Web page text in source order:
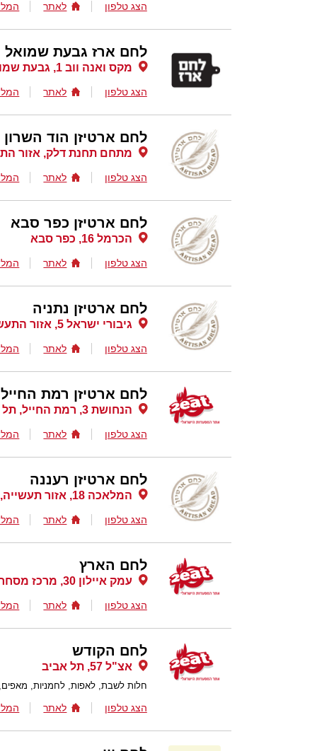
הצג טלפון לאתר
לחם ארז גבעת שמואל
מקס ואנה ווב 1, גבעת שמואל
הצג טלפון לאתר
לחם ארטיזן הוד השרון
מתחם תחנת דלק, אזור
הצג טלפון לאתר
לחם ארטיזן כפר סבא
הכרמל 16, כפר סבא
הצג טלפון לאתר
לחם ארטיזן נתניה
גיבורי ישראל 5, אזור התעשייה פולג , נתניה
הצג טלפון לאתר
לחם ארטיזן רמת החייל
הנחושת 3, רמת החייל, תל אביב
הצג טלפון לאתר
לחם ארטיזן רעננה
המלאכה 18, אזור תעשייה, רעננה
הצג טלפון לאתר
לחם הארץ
עמק איילון 30, מרכז מסחרי שוהם , שוהם
הצג טלפון לאתר
לחם הקודש
אצ"ל 57, תל אביב
חלות לשבת, לאפות, לחמניות,
הצג טלפון לאתר